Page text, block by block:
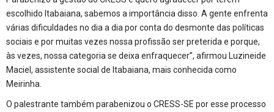
escolhido Itabaiana, sabemos a importância disso. A gente enfrenta
várias dificuldades no dia a dia por conta do desmonte das políticas
sociais e por muitas vezes nossa profissão ser preterida e porque,
às vezes, nossa categoria se deixa enfraquecer”, afirmou Luzineide
Maciel, assistente social de Itabaiana, mais conhecida como
Meirinha.
O palestrante também parabenizou o CRESS-SE por esse processo